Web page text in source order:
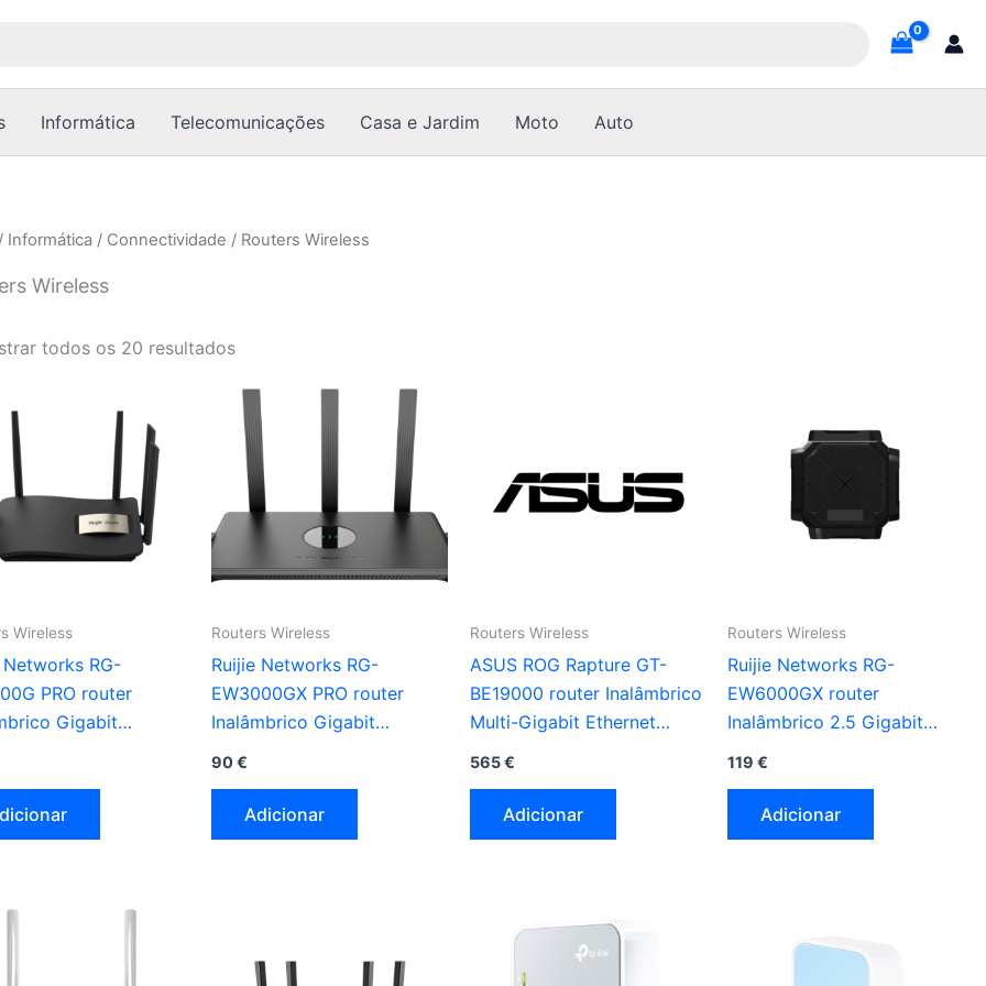
Informática Telecomunicações Casa e Jardim Moto Auto
/ Informática / Connectividade / Routers Wireless
Wireless
todos os 20 resultados
Wireless
Networks RG-
PRO router
Gigabit
Routers Wireless
Ruijie Networks RG-
EW3000GX PRO router
Inalâmbrico Gigabit
90€
Adicionar
Routers Wireless
ASUS ROG Rapture GT-
BE19000 router Inalâmbrico
Multi-Gigabit Ethernet
565€
Adicionar
Routers Wireless
Ruijie Networks RG-
EW6000GX router
Inalâmbrico 2.5 Gigabit
119 €
Adicionar